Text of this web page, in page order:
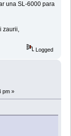
una SL-6000 para
Logged
pm »